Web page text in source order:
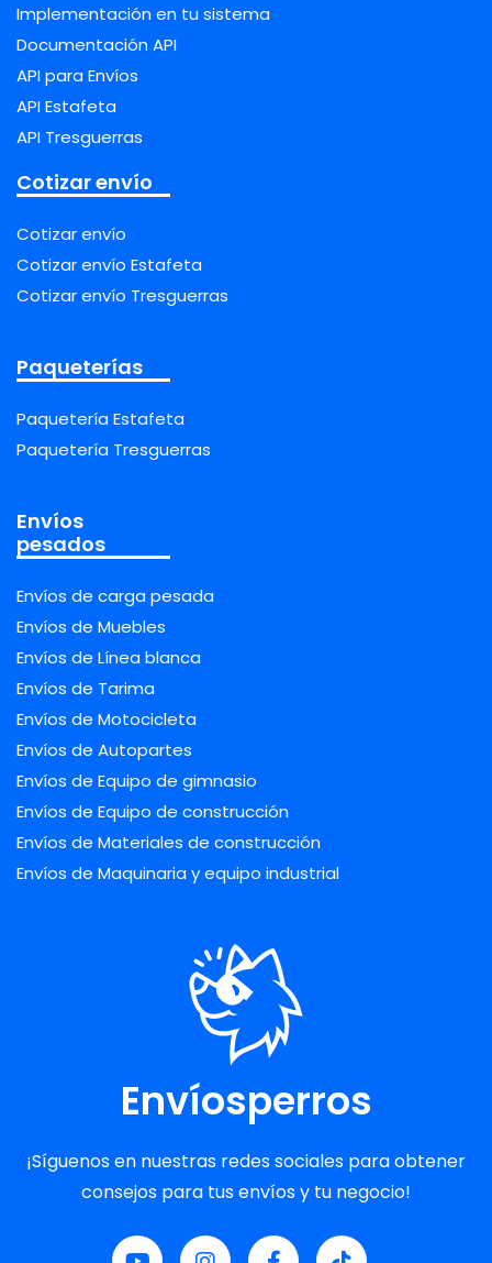
Implementación en tu sistema
Documentación API
API para Envíos
API Estafeta
API Tresguerras
Cotizar envío
Cotizar envío
Cotizar envío Estafeta
Cotizar envío Tresguerras
Paqueterías
Paquetería Estafeta
Paquetería Tresguerras
Envíos
pesados
Envíos de carga pesada
Envíos de Muebles
Envíos de Línea blanca
Envíos de Tarima
Envíos de Motocicleta
Envíos de Autopartes
Envíos de Equipo de gimnasio
Envíos de Equipo de construcción
Envíos de Materiales de construcción
Envíos de Maquinaria y equipo industrial
Envíosperros
¡Síguenos en nuestras redes sociales para obtener
consejos para tus envíos y tu negocio!